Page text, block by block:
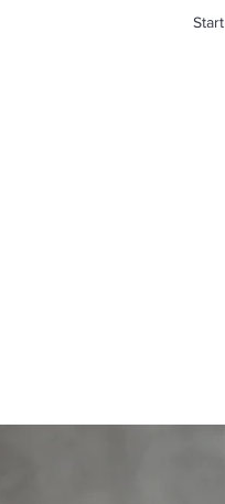
Start